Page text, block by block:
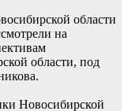
области
на
области, под
Новосибирской